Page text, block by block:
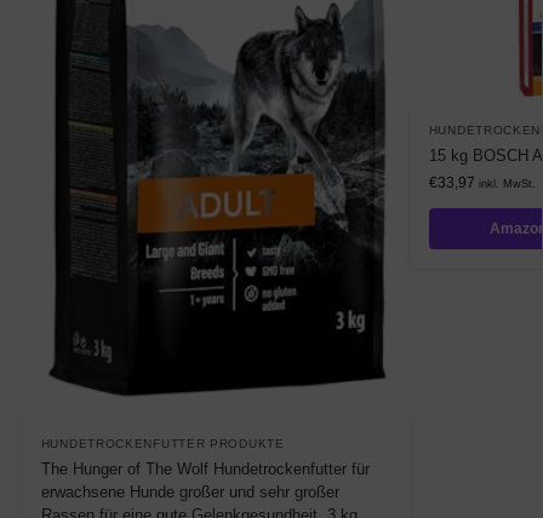
HUNDETROCKENFUTTER PRODUKTE
The Hunger of The Wolf Hundetrockenfutter für
erwachsene Hunde großer und sehr großer
15 kg BOSCH
€33,97 inkl. MwSt.